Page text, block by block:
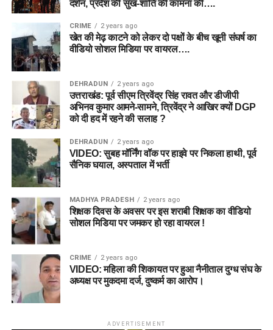
दर्शन, प्रदेश की सुख-शांति की कामना की….
CRIME 2 years ago
खेत की मेढ़ काटने को लेकर दो पक्षों के बीच खूनी संघर्ष का
वीडियो सोशल मिडिया पर वायरल….
DEHRADUN 2 years ago
उत्तराखंड: पूर्व सीएम त्रिवेंद्र सिंह रावत और डीजीपी
अभिनव कुमार आमने-सामने, त्रिवेंद्र ने आखिर क्यों DGP
को दी हद में रहने की सलाह ?
DEHRADUN 2 years ago
VIDEO: सुबह मॉर्निंग वॉक पर हाइवे पर निकला हाथी, पूर्व
सैनिक घयाल, अस्पताल में भर्ती
MADHYA PRADESH 2 years ago
शिक्षक दिवस के अवसर पर इस शराबी शिक्षक का वीडियो
सोशल मिडिया पर जमकर हो रहा वायरल !
CRIME 2 years ago
VIDEO: महिला की शिकायत पर हुआ नैनीताल दुग्ध संघ के
अध्यक्ष पर मुकदमा दर्ज, दुष्कर्म का आरोप।
ADVERTISEMENT